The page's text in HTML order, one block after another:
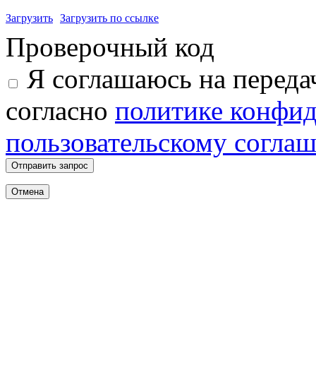
Загрузить Загрузить по ссылке
Проверочный код
Я соглашаюсь на
согласно политике
пользовательскому
Отправить запрос
Отмена